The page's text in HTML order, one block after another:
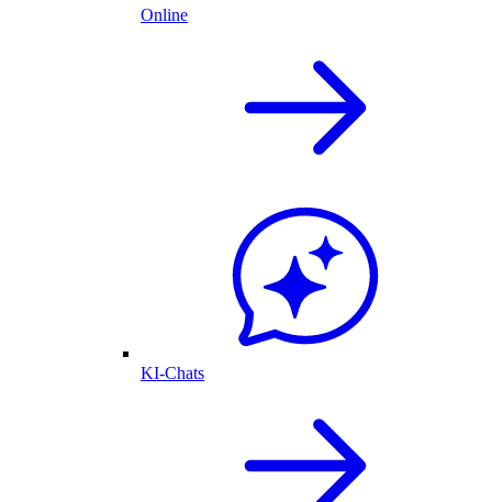
Online
KI-Chats